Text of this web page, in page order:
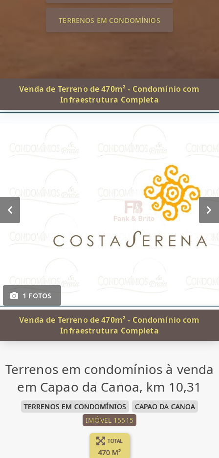
TERRENOS EM CONDOMÍNIOS
Venda de Terreno de 470m² - Condomínio com
Infraestrutura Completa
1 FOTOS
Venda de Terreno de 470m² - Condomínio com
Infraestrutura Completa
Terrenos em condomínios à venda
em Capao da Canoa, km 10,31
TERRENOS EM CONDOMÍNIOS
CAPAO DA CANOA
IMÓVEL 15515
TOTAL
470 M²